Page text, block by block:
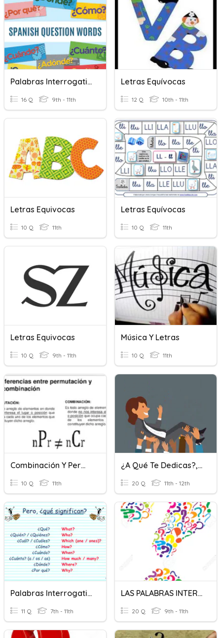
Palabras Interrogativas
16 Q 9th - 11th
Letras Equívocas
12 Q 10th - 11th
Letras Equivocas
10 Q 11th
Letras Equívocas
10 Q 11th
Letras Equivocas
10 Q 9th - 11th
Música Y Letras
10 Q 11th
Combinación Y Permutacion
10 Q 11th
¿A Qué Te Dedicas?, 8-1 #2
20 Q 11th - 12th
Palabras Interrogativas
11 Q 7th - 11th
LAS PALABRAS INTERROGATIVAS Y Haciendo/Respondiendo Preguntas
20 Q 9th - 11th